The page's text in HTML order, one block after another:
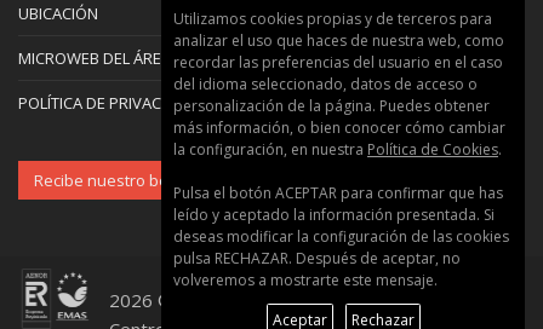
UBICACIÓN
MICROWEB DEL ÁREA
POLÍTICA DE PRIVACIDAD Y COOKIES
Recibe nuestro boletín
2026 © Universitat Politècnica de València ::
Utilizamos cookies propias y de terceros para
analizar el uso que haces de nuestra web, como
recordar las preferencias del usuario en el caso
del idioma seleccionado, datos de acceso o
personalización de la página. Puedes obtener
más información, o bien conocer cómo cambiar
la configuración, en nuestra Política de Cookies.
Pulsa el botón ACEPTAR para confirmar que has
leído y aceptado la información presentada. Si
deseas modificar la configuración de las cookies
pulsa RECHAZAR. Después de aceptar, no
volveremos a mostrarte este mensaje.
Aceptar
Rechazar